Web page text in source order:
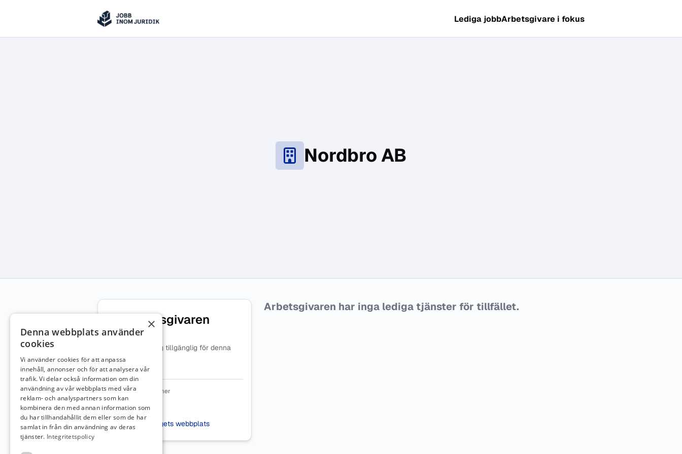
Hoppa till innehåll
Jobbinomjuridik Lediga jobbArbetsgivare i fokus
Nordbro AB
Om arbetsgivaren
Ingen beskrivning tillgänglig för denna
Organisationsnummer
5566957444
Webbplats
Besök företagets webbplats
Arbetsgivaren har inga lediga tjänster för tillfället.
×
Denna webbplats använder
cookies
Vi använder cookies för att anpassa
innehåll, annonser och för att analysera vår
trafik. Vi delar också information om din
användning av vår webbplats med våra
reklam- och analyspartners som kan
kombinera den med annan information som
du har tillhandahållit dem eller som de har
samlat in från din användning av deras
tjänster. Integritetspolicy